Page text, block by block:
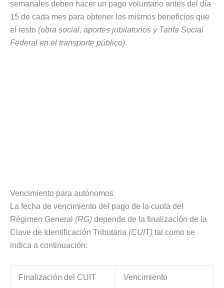
semanales deben hacer un pago voluntario antes del día
15 de cada mes para obtener los mismos beneficios que
el resto (obra social, aportes jubilatorios y Tarifa Social
Federal en el transporte público).
Vencimiento para autónomos
La fecha de vencimiento del pago de la cuota del
Régimen General (RG) depende de la finalización de la
Clave de Identificación Tributaria (CUIT) tal como se
indica a continuación:
Finalización del CUIT Vencimiento